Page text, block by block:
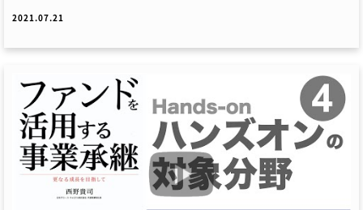
2021.07.21